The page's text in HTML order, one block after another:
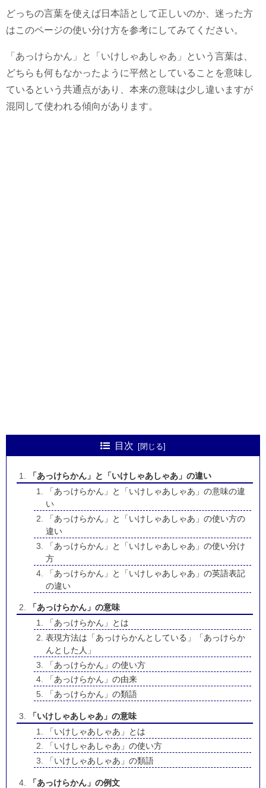
どっちの言葉を使えば日本語として正しいのか、迷った方
はこのページの使い分け方を参考にしてみてください。
「あっけらかん」と「いけしゃあしゃあ」という言葉は、
どちらも何もなかったように平然としていることを意味し
ているという共通点があり、本来の意味は少し違いますが
混同して使われる傾向があります。
目次
「あっけらかん」と「いけしゃあしゃあ」の違い
「あっけらかん」と「いけしゃあしゃあ」の意味の違
い
「あっけらかん」と「いけしゃあしゃあ」の使い方の
違い
「あっけらかん」と「いけしゃあしゃあ」の使い分け
方
「あっけらかん」と「いけしゃあしゃあ」の英語表記
の違い
「あっけらかん」の意味
「あっけらかん」とは
表現方法は「あっけらかんとしている」「あっけらか
んとした人」
「あっけらかん」の使い方
「あっけらかん」の由来
「あっけらかん」の類語
「いけしゃあしゃあ」の意味
「いけしゃあしゃあ」とは
「いけしゃあしゃあ」の使い方
「いけしゃあしゃあ」の類語
「あっけらかん」の例文